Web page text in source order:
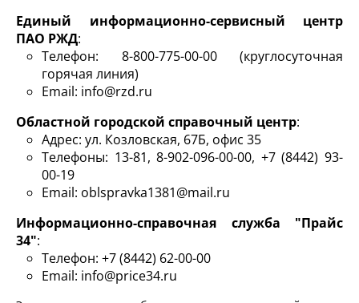
Единый информационно-сервисный центр
ПАО РЖД:
Телефон: 8-800-775-00-00 (круглосуточная
горячая линия)
Email: info@rzd.ru
Областной городской справочный центр:
Адрес: ул. Козловская, 67Б, офис 35
Телефоны: 13-81, 8-902-096-00-00, +7 (8442) 93-
00-19
Email: oblspravka1381@mail.ru
Информационно-справочная служба "Прайс
34":
Телефон: +7 (8442) 62-00-00
Email: info@price34.ru